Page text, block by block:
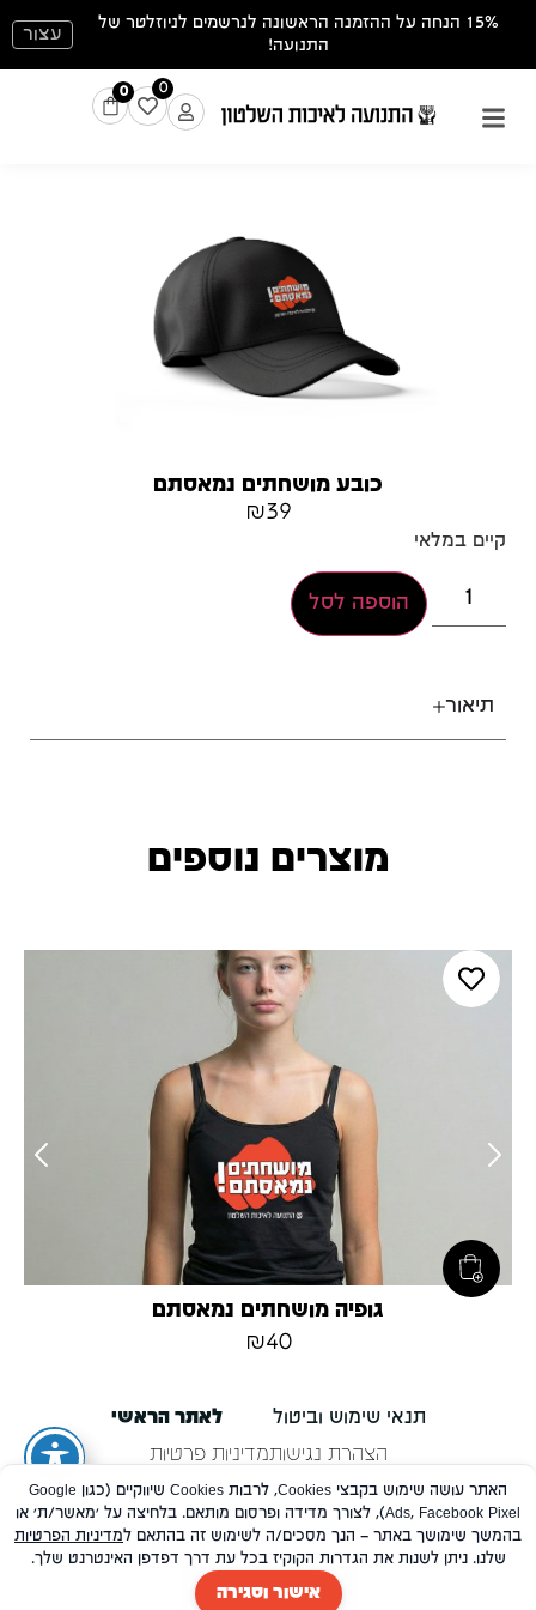
15% הנחה על ההזמנה הראשונה לנרשמים לניוזלטר של
התנועה!
עצור
0
0
כובע מושחתים נמאסתם
₪39
קיים במלאי
הוספה לסל
תיאור
מוצרים נוספים
גופיה מושחתים נמאסתם
₪40
תנאי שימוש וביטול
לאתר הראשי
הצהרת נגישותמדיניות פרטיות
אישור וסגירה
האתר עושה שימוש בקבצי Cookies, לרבות Cookies שיווקיים (כגון Google
Ads, Facebook Pixel), לצורך מדידה ופרסום מותאם. בלחיצה על 'מאשר/ת' או
בהמשך שימושך באתר – הנך מסכים/ה לשימוש זה בהתאם למדיניות הפרטיות
שלנו. ניתן לשנות את הגדרות הקוקיז בכל עת דרך דפדפן האינטרנט שלך.
אנו משתמשים בקובצי Cookie כדי להעניק לך את החוויה הטובה ביותר באתר שלנו.
תוכל ללמוד עוד על אילו קובצי Cookie אנו משתמשים בעמוד
מדיניות הפרטיות.
הבנתי, סגירה